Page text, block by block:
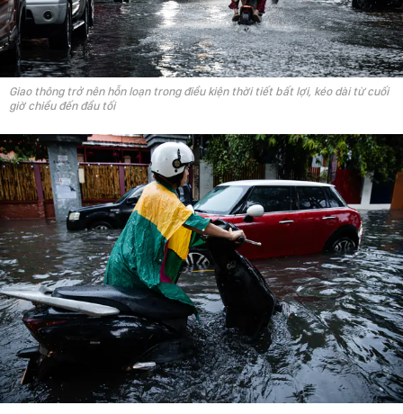
Giao thông trở nên hỗn loạn trong điều kiện thời tiết bất lợi, kéo dài từ cuối
giờ chiều đến đầu tối